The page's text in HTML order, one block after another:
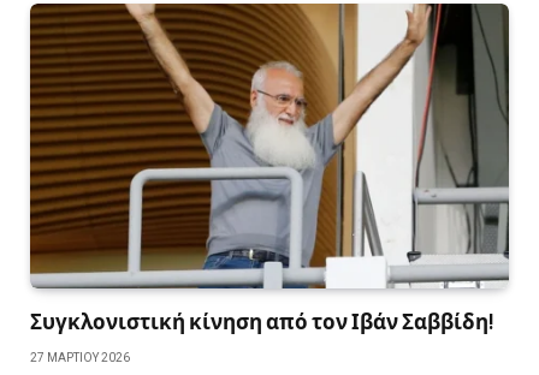
Συγκλονιστική κίνηση από τον Ιβάν Σαββίδη!
27 ΜΑΡΤΊΟΥ 2026